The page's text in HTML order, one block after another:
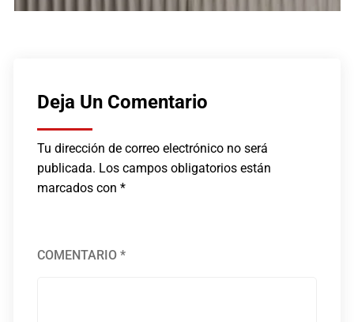
Deja Un Comentario
Tu dirección de correo electrónico no será
publicada. Los campos obligatorios están
marcados con*
COMENTARIO*